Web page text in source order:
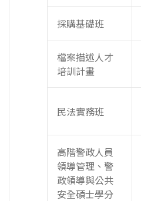
採購基礎班
檔案描述人才
培訓計畫
民法實務班
高階警政人員
領導管理、警
政領導與公共
安全碩士學分